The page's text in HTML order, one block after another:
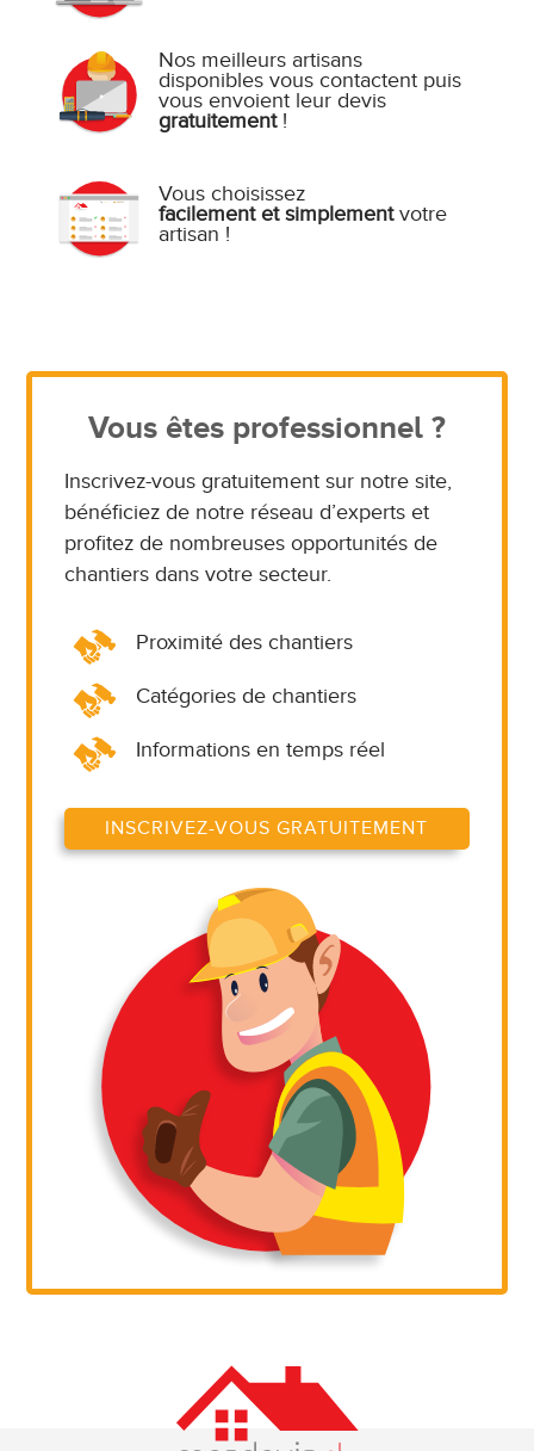
Nos meilleurs artisans
disponibles vous contactent puis
vous envoient leur devis
gratuitement!
Vous choisissez
facilement et simplementvotre
artisan !
Vous êtes professionnel ?
Inscrivez-vous gratuitement sur notre site,
bénéficiez de notre réseau d’experts et
profitez de nombreuses opportunités de
chantiers dans votre secteur.
Proximité des chantiers
Catégories de chantiers
Informations en temps réel
INSCRIVEZ-VOUS GRATUITEMENT